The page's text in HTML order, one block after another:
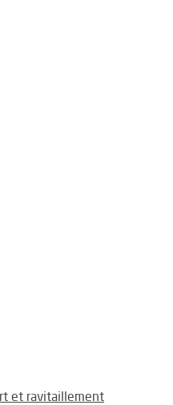
et ravitaillement